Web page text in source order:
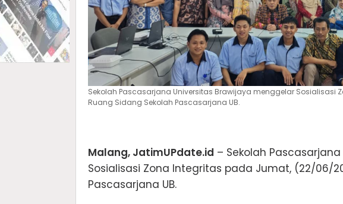
Sekolah Pascasarjana Universitas Brawijaya menggelar Sosialisasi
Ruang Sidang Sekolah Pascasarjana UB.
Malang, JatimUPdate.id – Sekolah
Sosialisasi Zona Integritas pada Jumat, (22/06/
Pascasarjana UB.